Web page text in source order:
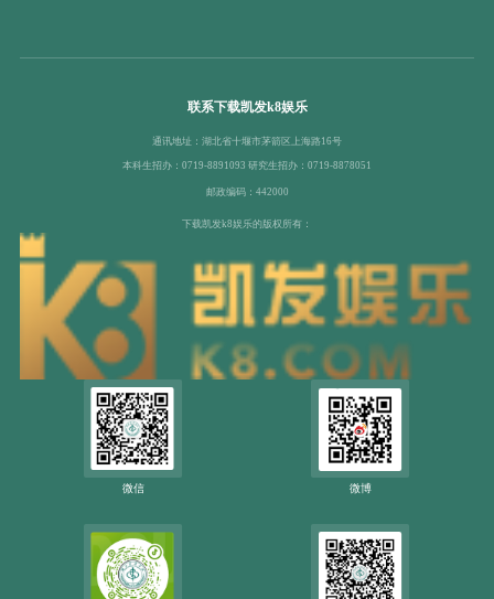
联系下载凯发k8娱乐
通讯地址：湖北省十堰市茅箭区上海路16号
本科生招办：0719-8891093 研究生招办：0719-8878051
邮政编码：442000
下载凯发k8娱乐的版权所有：
微信 微博